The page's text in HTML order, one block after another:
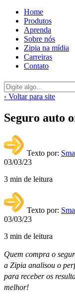
Home
Produtos
Aprenda
Sobre nós
Zipia na mídia
Carreiras
Contato
‹ Voltar para site
Seguro auto
Texto por:
03/03/23
3 min de leitura
Texto por:
03/03/23
3 min de leitura
Quem compra o
a Zipia analisou o
para receber os
melhor!